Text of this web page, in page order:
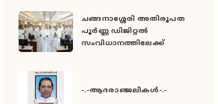
ചങ്ങനാശ്ശേരി അതിരൂപത
പൂർണ്ണ ഡിജിറ്റൽ
സംവിധാനത്തിലേക്ക്
-.-ആദരാഞ്ജലികൾ-.-